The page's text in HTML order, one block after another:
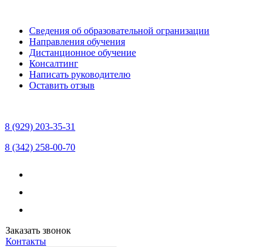
Сведения об образовательной огранизации
Направления обучения
Дистанционное обучение
Консалтинг
Написать руководителю
Оставить отзыв
8 (929) 203-35-31
8 (342) 258-00-70
Заказать звонок
Контакты